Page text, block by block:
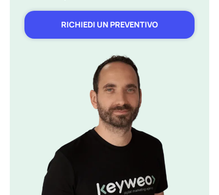
RICHIEDI UN PREVENTIVO